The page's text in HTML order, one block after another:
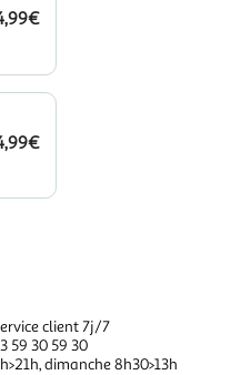
client 7j/7
59 30 59 30
dimanche 8h30>13h